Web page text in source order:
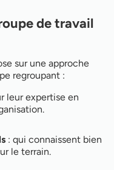
de travail
sur une approche
regroupant :
leur expertise en
: qui connaissent bien
le terrain.